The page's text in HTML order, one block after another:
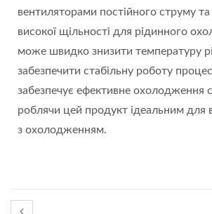
вентиляторами постійного струму
високої щільності для рідинного
може швидко знизити температуру
забезпечити стабільну роботу
забезпечує ефективне охолодження
роблячи цей продукт ідеальним для
з охолодженням.